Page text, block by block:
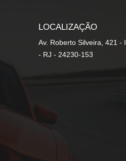
LOCALIZAÇÃO
Av. Roberto Silveira, 421 -
- RJ - 24230-153